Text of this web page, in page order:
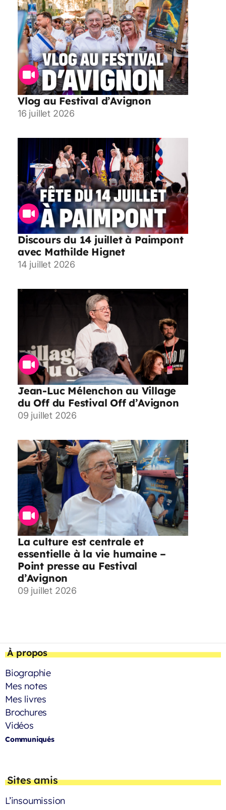
Vlog au Festival d’Avignon
16 juillet 2026
Discours du 14 juillet à Paimpont
avec Mathilde Hignet
14 juillet 2026
Jean-Luc Mélenchon au Village
du Off du Festival Off d’Avignon
09 juillet 2026
La culture est centrale et
essentielle à la vie humaine –
Point presse au Festival
d’Avignon
09 juillet 2026
À propos
Biographie
Mes notes
Mes livres
Brochures
Vidéos
Communiqués
Sites amis
L’insoumission